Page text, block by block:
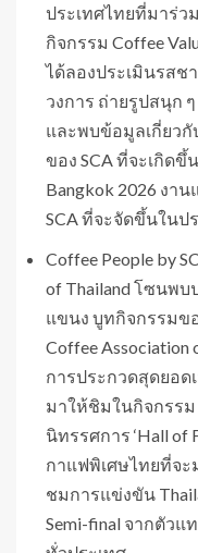
ประเทศไทยที่มาร่ว
กิจกรรม Coffee
ได้ลองประเมินรสช
วงการ ถ่ายรูปสนุก
และพบข้อมูลเกี่ยว
ของ SCA ที่จะเกิดขึ้
Bangkok 2026 งา
SCA ที่จะจัดขึ้นในป
Coffee People by
of Thailand โซนพ
แขนง บูทกิจกรรมข
Coffee
การประกวดสุดยอด
มาให้ชิมในกิจกรรม
นิทรรศการ ‘Hall of
กาแฟพิเศษไทยที่จ
ชมการแข่งขัน
Semi-final จากตัวแ